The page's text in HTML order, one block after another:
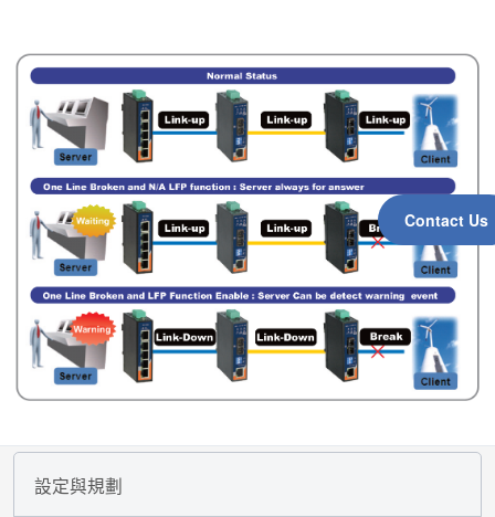
Contact Us
設定與規劃